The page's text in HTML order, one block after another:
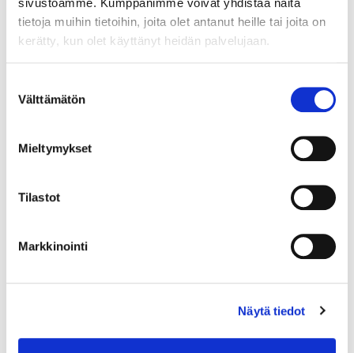
tietoja muihin tietoihin, joita olet antanut heille tai joita on
kerätty, kun olet käyttänyt heidän palvelujaan.
valinta
Välttämätön
Mieltymykset
Tilastot
Markkinointi
Näytä tiedot
Kivisormus, koko 18¾, 925br, Paino: 2,7 g
Kaivopihan Pantti